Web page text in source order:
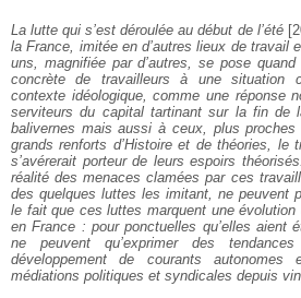
La lutte qui s’est déroulée au début de l’été
la France, imitée en d’autres lieux de travail
uns, magnifiée par d’autres, se pose
concrète de travailleurs à une situation
contexte idéologique, comme une réponse
serviteurs du capital tartinant sur la fin de
balivernes mais aussi à ceux, plus
grands renforts d’Histoire et de théories, le
s’avérerait porteur de leurs espoirs
réalité des menaces clamées par ces
des quelques luttes les imitant, ne peuvent
le fait que ces luttes marquent une
en France : pour ponctuelles qu’elles aient
ne peuvent qu’exprimer des
développement de courants autonomes
médiations politiques et syndicales depuis